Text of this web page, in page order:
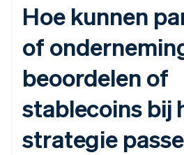
Hoe kunnen
of
beoordelen of
stablecoins bij
strategie